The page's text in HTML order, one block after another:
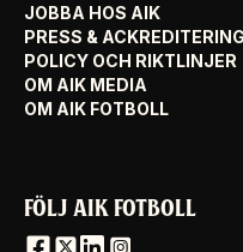
JOBBA HOS AIK
PRESS & ACKREDITERING
POLICY OCH RIKTLINJER
OM AIK MEDIA
OM AIK FOTBOLL
FÖLJ AIK FOTBOLL